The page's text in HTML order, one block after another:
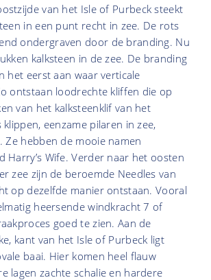
van het Isle of Purbeck steekt
in een punt recht in zee. De rots
ondergraven door de branding. Nu
kalksteen in de zee. De branding
het eerst aan waar verticale
ontstaan loodrechte kliffen die op
van het kalksteenklif van het
eenzame pilaren in zee,
Ze hebben de mooie namen
Harry’s Wife. Verder naar het oosten
zee zijn de beroemde Needles van
op dezelfde manier ontstaan. Vooral
heersende windkracht 7 of
goed te zien. Aan de
kant van het Isle of Purbeck ligt
baai. Hier komen heel flauw
lagen zachte schalie en hardere